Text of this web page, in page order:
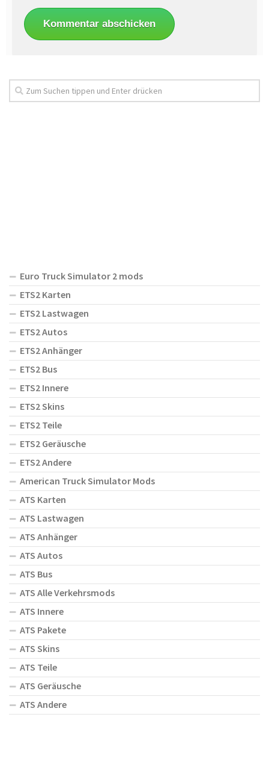
Euro Truck Simulator 2 mods
ETS2 Karten
ETS2 Lastwagen
ETS2 Autos
ETS2 Anhänger
ETS2 Bus
ETS2 Innere
ETS2 Skins
ETS2 Teile
ETS2 Geräusche
ETS2 Andere
American Truck Simulator Mods
ATS Karten
ATS Lastwagen
ATS Anhänger
ATS Autos
ATS Bus
ATS Alle Verkehrsmods
ATS Innere
ATS Pakete
ATS Skins
ATS Teile
ATS Geräusche
ATS Andere